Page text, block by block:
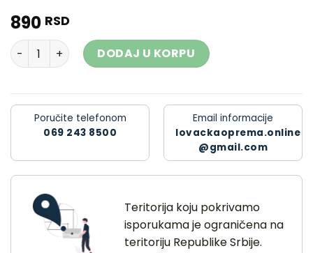
890 RSD
Nož preklopni Antonini 1301 CU CL količina
DODAJ U KORPU
Poručite telefonom
069 243 8500
Email informacije
lovackaoprema.online
@gmail.com
Teritorija koju pokrivamo
isporukama je ograničena na
teritoriju Republike Srbije.